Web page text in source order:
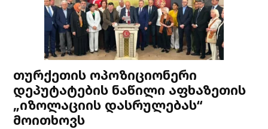
თურქეთის ოპოზიციონერი
დეპუტატების ნაწილი აფხაზეთის
„იზოლაციის დასრულებას“
მოითხოვს